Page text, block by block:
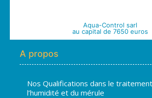
Aqua-Control sarl
au capital de 7650 euros
A propos
Nos Qualifications dans le
l’humidité et du mérule